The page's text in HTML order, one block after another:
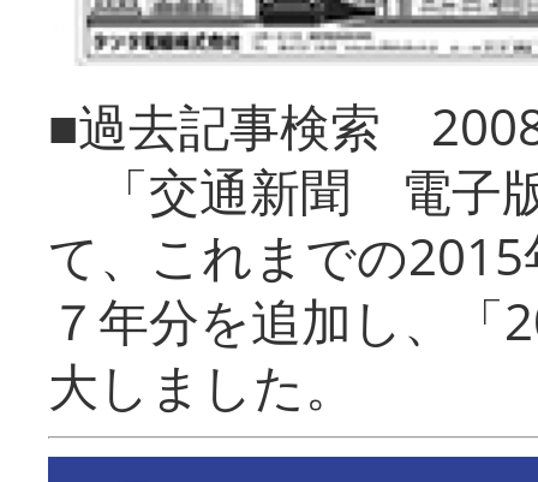
■過去記事検索
「交通新聞 電子
て、これまでの
７年分を追加し、「
大しまし